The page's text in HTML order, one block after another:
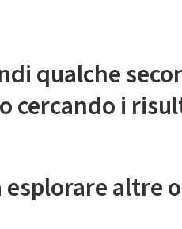
qualche
cercando i
esplorare altre